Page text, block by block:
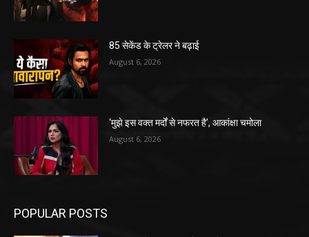
85 सेकेंड के ट्रेलर ने बढ़ाई
August 6, 2026
‘मुझे इस वक्त मर्दों से नफरत है’, आकांक्षा चमोला
August 6, 2026
POPULAR POSTS